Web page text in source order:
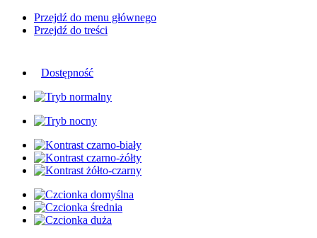
Przejdź do menu głównego
Przejdź do treści
Dostępność